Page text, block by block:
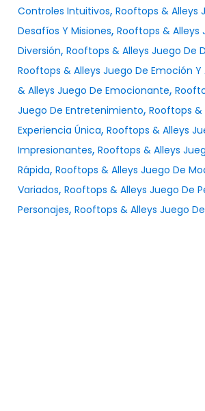
Controles Intuitivos, Rooftops & Alleys
Desafíos Y Misiones, Rooftops & Alleys
Diversión, Rooftops & Alleys Juego De
Rooftops & Alleys Juego De Emoción Y
& Alleys Juego De Emocionante,
Juego De Entretenimiento, Rooftops &
Experiencia Única, Rooftops & Alleys
Impresionantes, Rooftops & Alleys
Rápida, Rooftops & Alleys Juego De
Variados, Rooftops & Alleys Juego De
Personajes, Rooftops & Alleys Juego De